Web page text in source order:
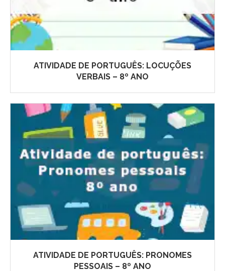
ATIVIDADE DE PORTUGUÊS: LOCUÇÕES
VERBAIS – 8º ANO
ATIVIDADE DE PORTUGUÊS: PRONOMES
PESSOAIS – 8º ANO